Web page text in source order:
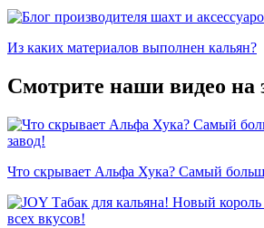
Из каких материалов выполнен кальян?
Смотрите наши видео на
Что скрывает Альфа Хука? Самый